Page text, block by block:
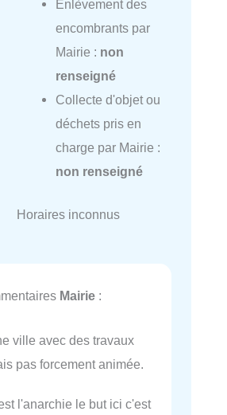
Enlèvement des
encombrants par
Mairie : non
renseigné
Collecte d'objet ou
déchets pris en
charge par Mairie :
non renseigné
Horaires inconnus
Mairie :
ville avec des travaux
pas forcement animée.
l'anarchie le but ici c'est